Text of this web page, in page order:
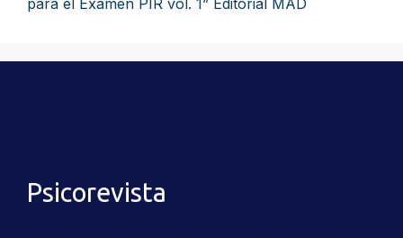
para el Examen PIR vol. 1” Editorial MAD
Psicorevista